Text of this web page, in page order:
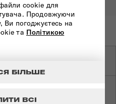
cookie для
Продовжуючи
Ви погоджуєтесь на
та Політикою
ВСІ
БІЛЬШЕ
ДОСТАВКА